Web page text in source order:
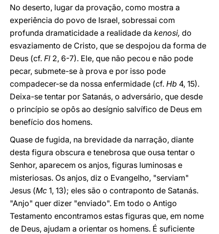
No deserto, lugar da provação, como mostra a
experiência do povo de Israel, sobressai com
profunda dramaticidade a realidade da kenosi, do
esvaziamento de Cristo, que se despojou da forma de
Deus (cf. Fl 2, 6-7). Ele, que não pecou e não pode
pecar, submete-se à prova e por isso pode
compadecer-se da nossa enfermidade (cf. Hb 4, 15).
Deixa-se tentar por Satanás, o adversário, que desde
o princípio se opôs ao desígnio salvífico de Deus em
benefício dos homens.
Quase de fugida, na brevidade da narração, diante
desta figura obscura e tenebrosa que ousa tentar o
Senhor, aparecem os anjos, figuras luminosas e
misteriosas. Os anjos, diz o Evangelho, "serviam"
Jesus (Mc 1, 13); eles são o contraponto de Satanás.
"Anjo" quer dizer "enviado". Em todo o Antigo
Testamento encontramos estas figuras que, em nome
de Deus, ajudam a orientar os homens. É suficiente